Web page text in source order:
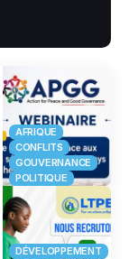
AFRIQUE
CONFLITS
GOUVERNANCE
POLITIQUE
DÉVELOPPEMENT